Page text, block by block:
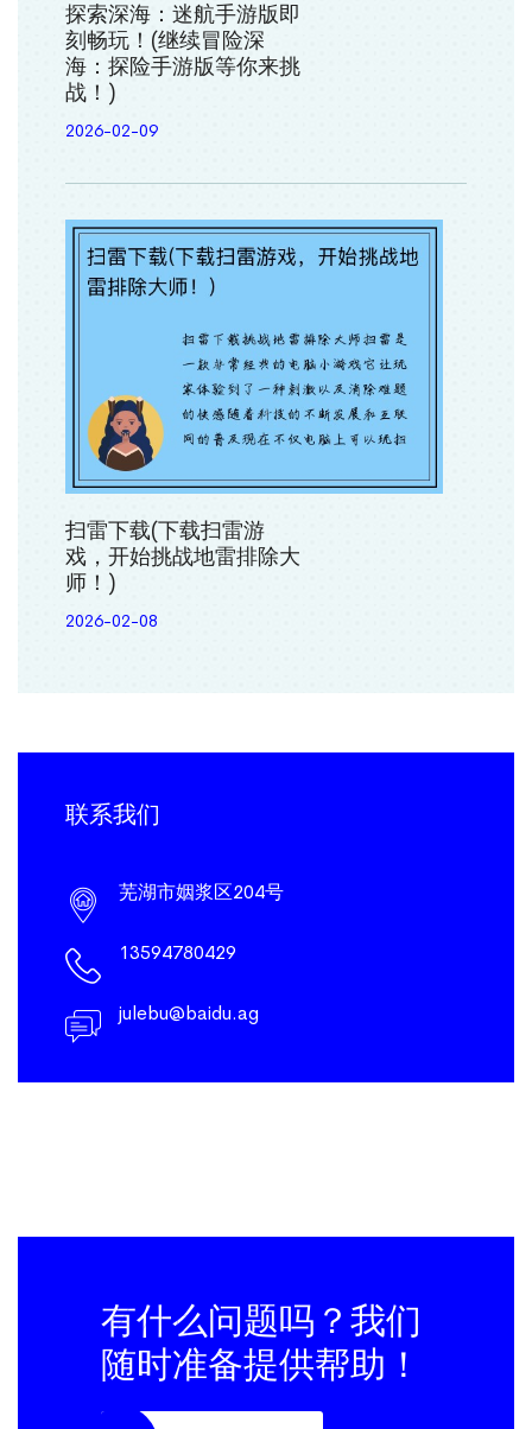
探索深海：迷航手游版即
刻畅玩！(继续冒险深
海：探险手游版等你来挑
战！)
2026-02-09
扫雷下载(下载扫雷游
戏，开始挑战地雷排除大
师！)
2026-02-08
联系我们
芜湖市姻浆区204号
13594780429
julebu@baidu.ag
有什么问题吗？我们
随时准备提供帮助！